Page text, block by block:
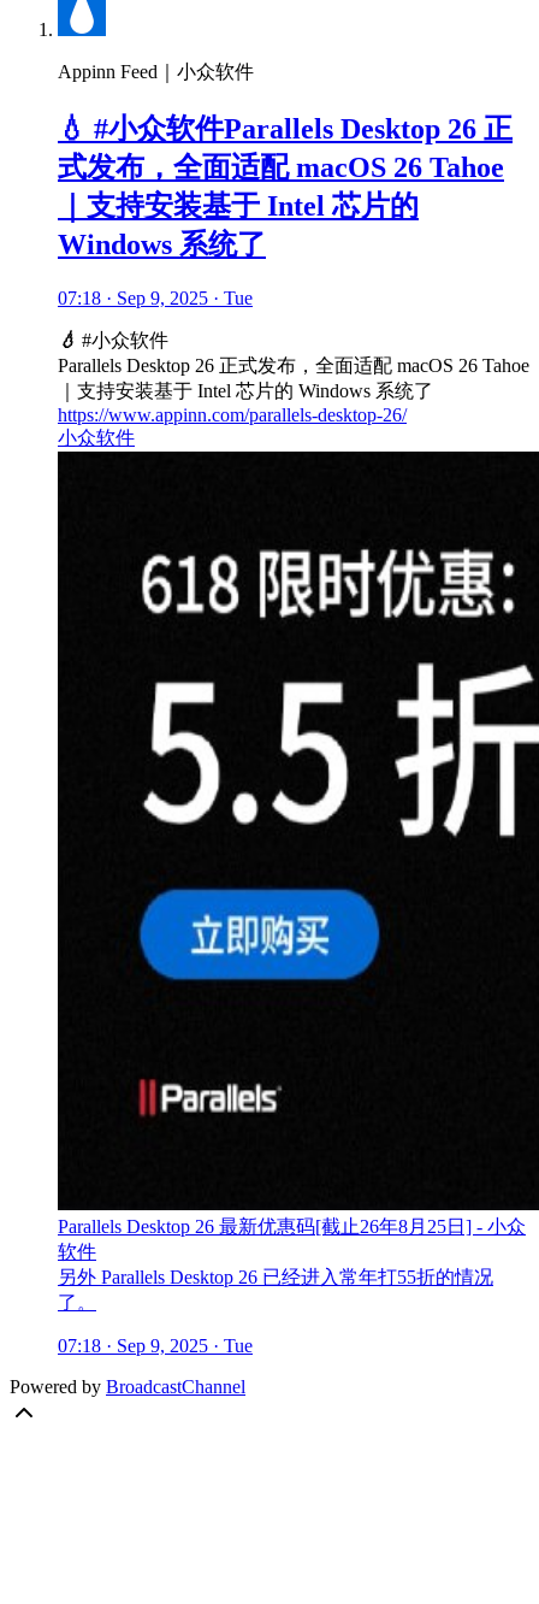
Appinn Feed｜小众软件
💧 #小众软件Parallels Desktop 26 正
式发布，全面适配 macOS 26 Tahoe
｜支持安装基于 Intel 芯片的
Windows 系统了
07:18 · Sep 9, 2025 · Tue
💧 #小众软件
Parallels Desktop 26 正式发布，全面适配 macOS 26 Tahoe
｜支持安装基于 Intel 芯片的 Windows 系统了
https://www.appinn.com/parallels-desktop-26/
小众软件
Parallels Desktop 26 最新优惠码[截止26年8月25日] - 小众
软件
另外 Parallels Desktop 26 已经进入常年打55折的情况
了。
07:18 · Sep 9, 2025 · Tue
Powered by BroadcastChannel